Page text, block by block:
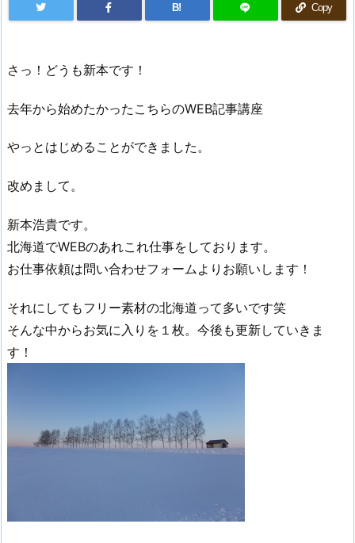
B! Copy
さっ！どうも新本です！
去年から始めたかったこちらのWEB記事講座
やっとはじめることができました。
改めまして。
新本浩貴です。
北海道でWEBのあれこれ仕事をしております。
お仕事依頼は問い合わせフォームよりお願いします！
それにしてもフリー素材の北海道って多いです笑
そんな中からお気に入りを１枚。今後も更新していきま
す！